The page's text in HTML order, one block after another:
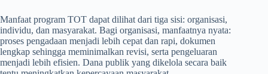
Manfaat program TOT dapat dilihat dari tiga sisi: organisasi,
individu, dan masyarakat. Bagi organisasi, manfaatnya nyata:
proses pengadaan menjadi lebih cepat dan rapi, dokumen
lengkap sehingga meminimalkan revisi, serta pengeluaran
menjadi lebih efisien. Dana publik yang dikelola secara baik